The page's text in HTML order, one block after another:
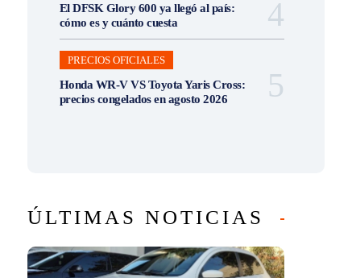
El DFSK Glory 600 ya llegó al país:
cómo es y cuánto cuesta
PRECIOS OFICIALES
Honda WR-V VS Toyota Yaris Cross:
precios congelados en agosto 2026
ÚLTIMAS NOTICIAS